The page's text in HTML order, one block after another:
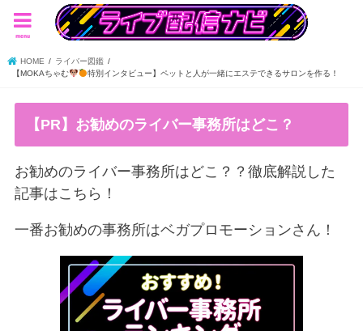
menu
HOME
ライバー図鑑
【MOKAちゃむ
特別インタビュー】ペットと人が一緒にエステできるサロンを作る！
【PR】お勧めのライバー事務所はどこ？
お勧めのライバー事務所はどこ？？徹底解説した
記事はこちら！
一番お勧めの事務所はベガプロモーションさん！